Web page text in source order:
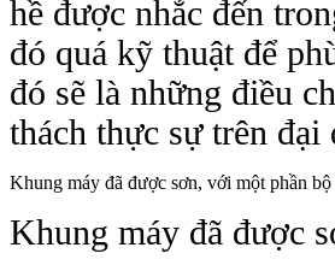
hề được nhắc đến
đó quá kỹ thuật để
đó sẽ là những điều
thách thực sự trên đại
Khung máy đã được sơn, với một phần
Khung máy đã được